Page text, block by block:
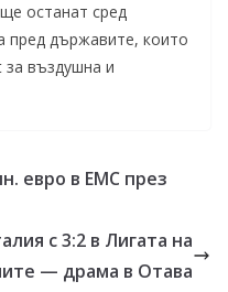
останат сред
пред държавите, които
за въздушна и
евро в ЕМС през
с 3:2 в Лигата на
— драма в Отава